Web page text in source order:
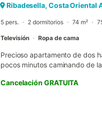
Ribadesella, Costa Oriental
5 pers. 2 dormitorios 74 m²
Televisión Ropa de cama
Precioso apartamento de dos
pocos minutos caminando de
Cancelación GRATUITA